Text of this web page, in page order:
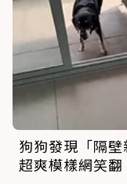
狗狗發現「隔
超爽模樣網笑